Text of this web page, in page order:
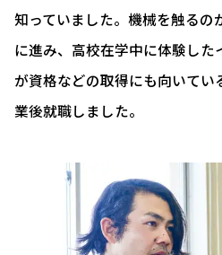
知っていました。機械を触るの
に進み、高校在学中に体験し
が資格などの取得にも向いてい
業後就職しました。